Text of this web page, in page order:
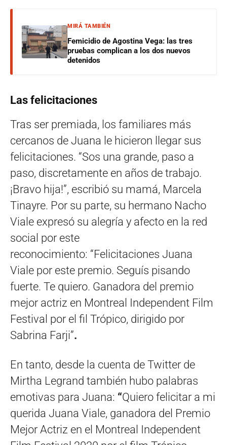
MIRÁ TAMBIÉN
Femicidio de Agostina Vega: las tres
pruebas complican a los dos nuevos
detenidos
Las felicitaciones
Tras ser premiada, los familiares más
cercanos de Juana le hicieron llegar sus
felicitaciones. “Sos una grande, paso a
paso, discretamente en años de trabajo.
¡Bravo hija!”, escribió su mamá, Marcela
Tinayre. Por su parte, su hermano Nacho
Viale expresó su alegría y afecto en la red
social por este
reconocimiento: “Felicitaciones Juana
Viale por este premio. Seguís pisando
fuerte. Te quiero. Ganadora del premio
mejor actriz en Montreal Independent Film
Festival por el fil Trópico, dirigido por
Sabrina Farji”.
En tanto, desde la cuenta de Twitter de
Mirtha Legrand también hubo palabras
emotivas para Juana: “Quiero felicitar a mi
querida Juana Viale, ganadora del Premio
Mejor Actriz en el Montreal Independent